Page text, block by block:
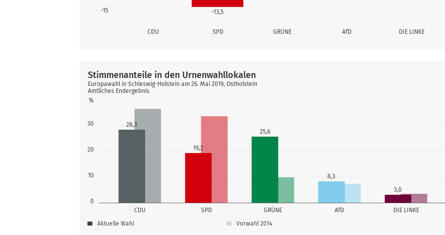
-15
CDU SPD GRÜNE AfD DIE LINKE
-13,5
0
10
20
30
%
CDU SPD GRÜNE AfD DIE LINKE
28,3
19,2
25,6
8,3
3,0
Stimmenanteile in den Urnenwahllokalen
Europawahl in Schleswig-Holstein am 26. Mai 2019, Ostholstein
Amtliches Endergebnis
Aktuelle Wahl Vorwahl 2014